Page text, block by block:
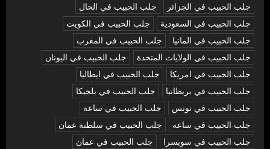
جلب الحبيب في الجزائر
جلب الحبيب في الحال
جلب الحبيب في السعودية
جلب الحبيب في الكويت
جلب الحبيب في المانيا
جلب الحبيب في المغرب
جلب الحبيب في الولايات المتحدة
جلب الحبيب في اليونان
جلب الحبيب في امريكا
جلب الحبيب في ايطاليا
جلب الحبيب في بريطانيا
جلب الحبيب في بلجيكا
جلب الحبيب في تونس
جلب الحبيب في ساعة
جلب الحبيب في ساعه
جلب الحبيب في سلطنة عمان
جلب الحبيب في سويسرا
جلب الحبيب في عمان